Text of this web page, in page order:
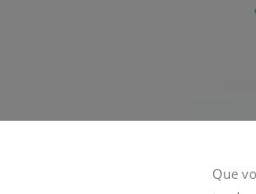
Que